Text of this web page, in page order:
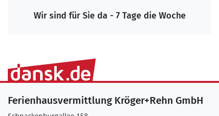
Wir sind für Sie da - 7 Tage die Woche
Ferienhausvermittlung Kröger+Rehn GmbH